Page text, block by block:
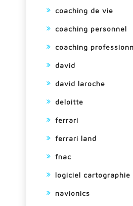
coaching de vie
coaching personnel
coaching
david
david laroche
deloitte
ferrari
ferrari land
fnac
logiciel cartographie
navionics